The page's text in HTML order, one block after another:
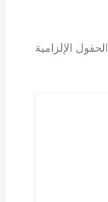
الحقول الإلزامية